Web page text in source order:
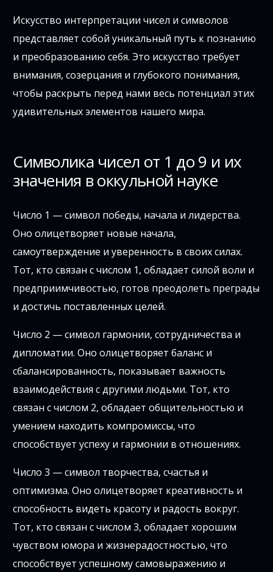
Искусство интерпретации чисел и символов
представляет собой уникальный путь к познанию
и преобразованию себя. Это искусство требует
внимания, созерцания и глубокого понимания,
чтобы раскрыть перед нами весь потенциал этих
удивительных элементов нашего мира.
Символика чисел от 1 до 9 и их
значения в оккульной науке
Число 1 — символ победы, начала и лидерства.
Оно олицетворяет новые начала,
самоутверждение и уверенность в своих силах.
Тот, кто связан с числом 1, обладает силой воли и
предприимчивостью, готов преодолеть преграды
и достичь поставленных целей.
Число 2 — символ гармонии, сотрудничества и
дипломатии. Оно олицетворяет баланс и
сбалансированность, показывает важность
взаимодействия с другими людьми. Тот, кто
связан с числом 2, обладает общительностью и
умением находить компромиссы, что
способствует успеху и гармонии в отношениях.
Число 3 — символ творчества, счастья и
оптимизма. Оно олицетворяет креативность и
способность видеть красоту и радость вокруг.
Тот, кто связан с числом 3, обладает хорошим
чувством юмора и жизнерадостностью, что
способствует успешному самовыражению и